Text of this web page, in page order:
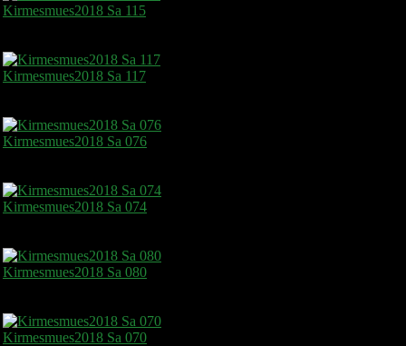
Kirmesmues2018 Sa 115
Kirmesmues2018 Sa 117
Kirmesmues2018 Sa 076
Kirmesmues2018 Sa 074
Kirmesmues2018 Sa 080
Kirmesmues2018 Sa 070